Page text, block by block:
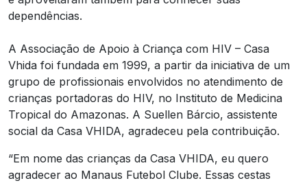
dependências.
A Associação de Apoio à Criança com HIV – Casa
Vhida foi fundada em 1999, a partir da iniciativa de um
grupo de profissionais envolvidos no atendimento de
crianças portadoras do HIV, no Instituto de Medicina
Tropical do Amazonas. A Suellen Bárcio, assistente
social da Casa VHIDA, agradeceu pela contribuição.
“Em nome das crianças da Casa VHIDA, eu quero
agradecer ao Manaus Futebol Clube. Essas cestas